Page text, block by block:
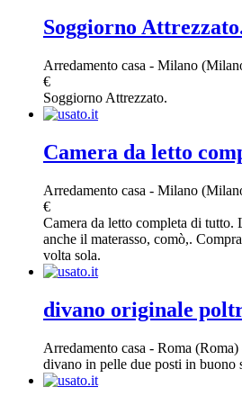
Soggiorno
Arredamento casa - Milano
€
Soggiorno Attrezzato.
Camera da letto
Arredamento casa - Milano
€
Camera da letto completa di tutto.
anche il materasso, comò,.
volta sola.
divano originale
Arredamento casa - Roma (Roma)
divano in pelle due posti in buono